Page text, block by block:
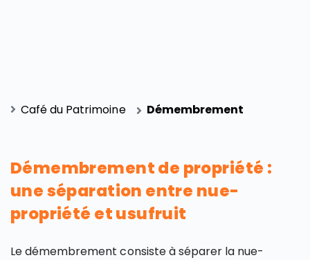
Café du Patrimoine Démembrement
Démembrement de propriété :
une séparation entre nue-
propriété et usufruit
Le démembrement consiste à séparer la nue-